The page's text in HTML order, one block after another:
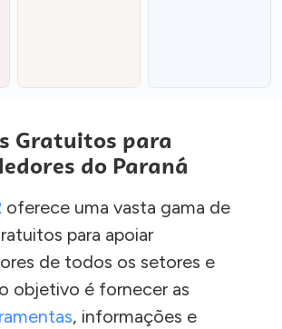
Gratuitos para
do Paraná
oferece uma vasta gama de
para apoiar
de todos os setores e
objetivo é fornecer as
, informações e